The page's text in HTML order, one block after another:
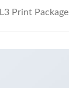
Print Package